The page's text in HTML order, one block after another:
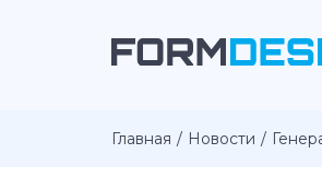
Главная Новости